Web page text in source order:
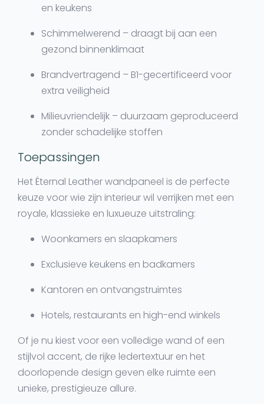
en keukens
Schimmelwerend – draagt bij aan een
gezond binnenklimaat
Brandvertragend – B1-gecertificeerd voor
extra veiligheid
Milieuvriendelijk – duurzaam geproduceerd
zonder schadelijke stoffen
Toepassingen
Het Éternal Leather wandpaneel is de perfecte
keuze voor wie zijn interieur wil verrijken met een
royale, klassieke en luxueuze uitstraling:
Woonkamers en slaapkamers
Exclusieve keukens en badkamers
Kantoren en ontvangstruimtes
Hotels, restaurants en high-end winkels
Of je nu kiest voor een volledige wand of een
stijlvol accent, de rijke ledertextuur en het
doorlopende design geven elke ruimte een
unieke, prestigieuze allure.